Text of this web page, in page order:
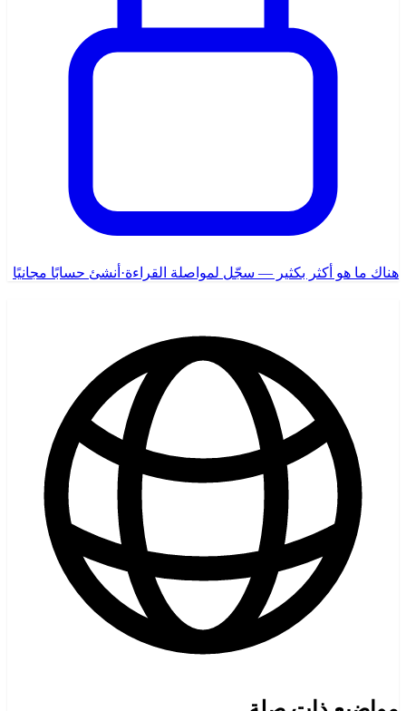
هناك ما هو أكثر بكثير — سجّل لمواصلة القراءة· أنشئ حسابًا مجانيًا